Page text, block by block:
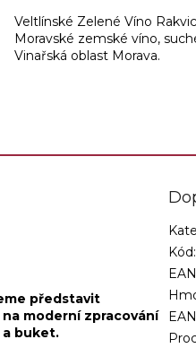
Veltlínské Zelené Víno
Moravské zemské víno,
Vinařská oblast Morava.
představit
moderní zpracování
a buket.
Kód:
EAN